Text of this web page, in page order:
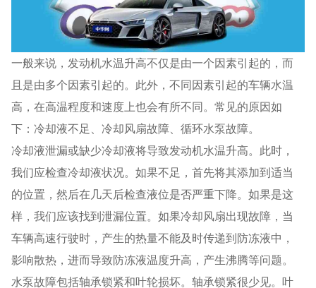
一般来说，发动机水温升高不仅是由一个因素引起的，而
且是由多个因素引起的。此外，不同因素引起的车辆水温
高，在高温程度和速度上也会有所不同。常见的原因如
下：冷却液不足、冷却风扇故障、循环水泵故障。
冷却液泄漏或缺少冷却液将导致发动机水温升高。此时，
我们应检查冷却液状况。如果不足，首先将其添加到适当
的位置，然后在几天后检查液位是否严重下降。如果是这
样，我们应该找到泄漏位置。如果冷却风扇出现故障，当
车辆高速行驶时，产生的热量不能及时传递到防冻液中，
影响散热，进而导致防冻液温度升高，产生沸腾等问题。
水泵故障包括轴承锁紧和叶轮损坏。轴承锁紧很少见。叶